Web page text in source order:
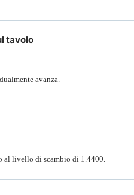
tavolo
avanza.
al livello di scambio di 1.4400.